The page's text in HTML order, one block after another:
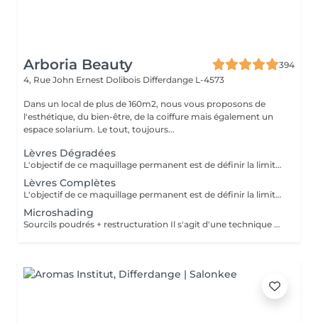
Arboria Beauty
394
4, Rue John Ernest Dolibois Differdange L-4573
Dans un local de plus de 160m2, nous vous proposons de
l'esthétique, du bien-être, de la coiffure mais également un
espace solarium. Le tout, toujours...
Lèvres Dégradées
L'objectif de ce maquillage permanent est de définir la limite de la bouche en accentuant légèrement les pourtours. Il permet de redessiner plus nettement les lèvres et corriger une asymétrie. La tendance générale est au naturel, à l'utilisation de tons proches de la carnation afin de sublimer sans exagération. La première retouche est comprise
Lèvres Complètes
L'objectif de ce maquillage permanent est de définir la limite de la bouche en accentuant légèrement les pourtours. Il permet de redessiner plus nettement les lèvres et corriger une asymétrie. La tendance générale est au naturel, à l'utilisation de tons proches de la carnation afin de sublimer sans exagération. La première retouche est comprise
Microshading
Sourcils poudrés + restructuration Il s'agit d'une technique de maquillage permanant visant a créer un effet d'ombrage derrière les sourcils sur la peau afin d'embellir le visage. Cette technique est la moins douloureuse et la plus naturelle. La 1ere retouche est comprise.